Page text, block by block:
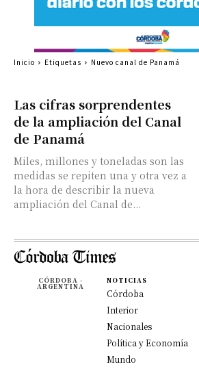
Las cifras sorprendentes
de la ampliación del Canal
de Panamá
Miles, millones y toneladas son las
medidas se repiten una y otra vez a
la hora de describir la nueva
ampliación del Canal de...
Inicio Etiquetas Nuevo canal de Panamá
CÓRDOBA -
ARGENTINA
NOTICIAS
Córdoba
Interior
Nacionales
Política y Economía
Mundo